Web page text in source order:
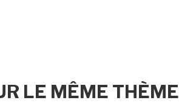
LE MÊME THÈME